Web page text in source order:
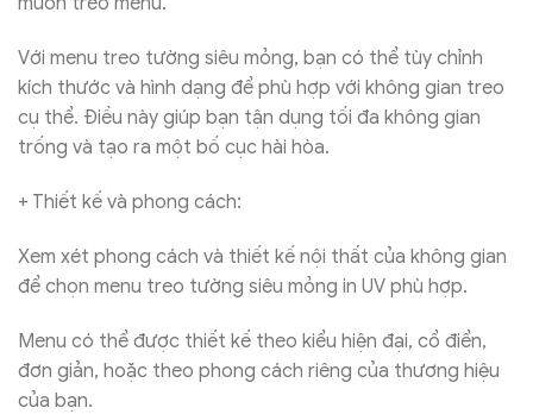
Với menu treo tường siêu mỏng, bạn có thể tùy chỉnh
kích thước và hình dạng để phù hợp với không gian treo
cụ thể. Điều này giúp bạn tận dụng tối đa không gian
trống và tạo ra một bố cục hài hòa.
+ Thiết kế và phong cách:
Xem xét phong cách và thiết kế nội thất của không gian
để chọn menu treo tường siêu mỏng in UV phù hợp.
Menu có thể được thiết kế theo kiểu hiện đại, cổ điển,
đơn giản, hoặc theo phong cách riêng của thương hiệu
của bạn.